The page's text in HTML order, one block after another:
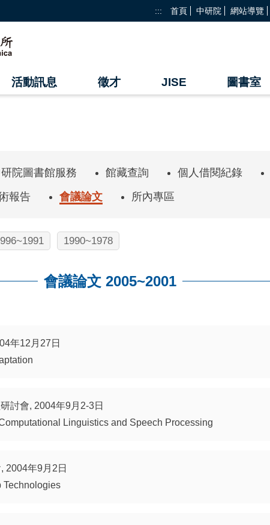
::: 首頁 中研院 網站導覽
活動訊息 徵才 JISE 圖書室
院圖書館服務 館藏查詢 個人借閱紀錄
報告 會議論文 所內專區
1990~1978
會議論文 2005~2001
年12月27日
討會, 2004年9月2-3日
Linguistics and Speech Processing
2004年9月2日
Technologies